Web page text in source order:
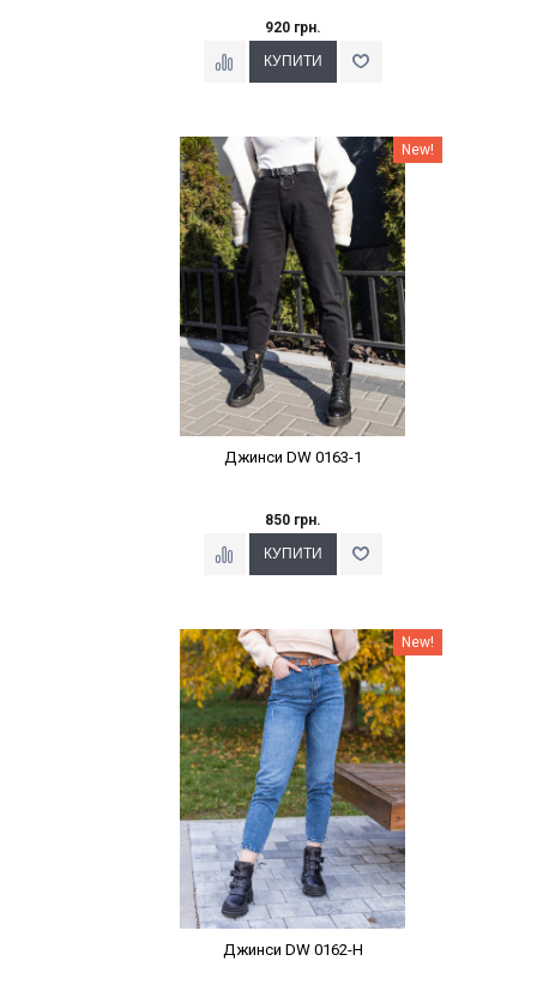
920 грн.
Наклейки Варіант з % New!
Джинси DW 0163-1
850 грн.
Наклейки Варіант з % New!
Джинси DW 0162-Н